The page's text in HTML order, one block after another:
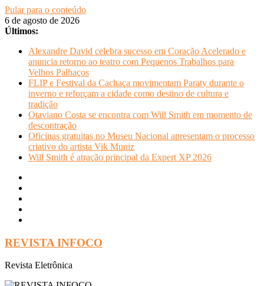
Pular para o conteúdo
6 de agosto de 2026
Últimos:
Alexandre David celebra sucesso em Coração Acelerado e
anuncia retorno ao teatro com Pequenos Trabalhos para
Velhos Palhaços
FLIP e Festival da Cachaça movimentam Paraty durante o
inverno e reforçam a cidade como destino de cultura e
tradição
Otaviano Costa se encontra com Will Smith em momento de
descontração
Oficinas gratuitas no Museu Nacional apresentam o processo
criativo do artista Vik Muniz
Will Smith é atração principal da Expert XP 2026
REVISTA INFOCO
Revista Eletrônica